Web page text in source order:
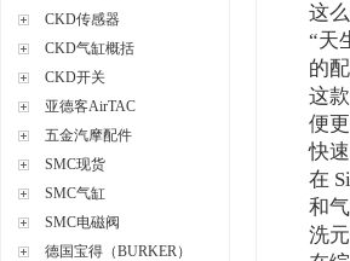
CKD传感器
CKD气缸概括
CKD开关
亚德客AirTAC
五金汽摩配件
SMC现货
SMC气缸
SMC电磁阀
德国宝得（BURKER）
这
“天
的
这
便
快
在
和
洗